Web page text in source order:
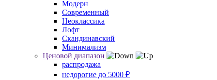
Модерн
Современный
Неоклассика
Лофт
Скандинавский
Минимализм
Ценовой диапазон
распродажа
недорогие до 5000 ₽